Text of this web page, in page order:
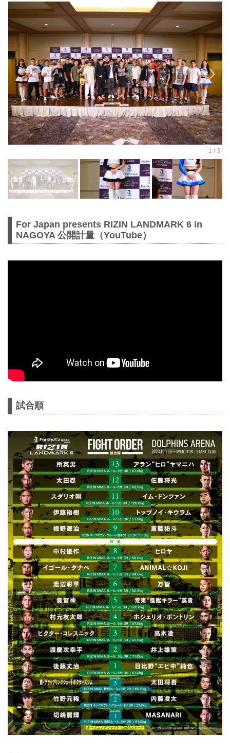
For Japan presents RIZIN LANDMARK 6 in
NAGOYA 公開計量（YouTube）
試合順